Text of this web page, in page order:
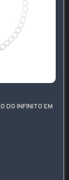
DO INFINITO EM